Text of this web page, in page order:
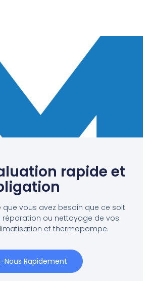
rapide et
que vous avez besoin que ce soit
réparation ou nettoyage de vos
et thermopompe.
Rapidement